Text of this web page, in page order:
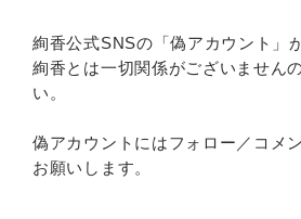
絢香公式SNSの「偽アカウント」
絢香とは一切関係がございません
い。
偽アカウントにはフォロー／コメ
お願いします。